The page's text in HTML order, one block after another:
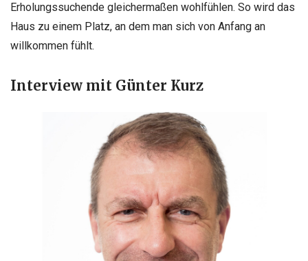
Erholungssuchende gleichermaßen wohlfühlen. So wird das
Haus zu einem Platz, an dem man sich von Anfang an
willkommen fühlt.
Interview mit Günter Kurz